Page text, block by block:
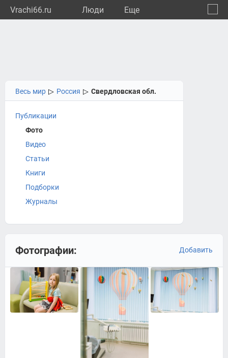
Vrachi66.ru Люди Eще
Весь мир ▷ Россия ▷ Свердловская обл.
Публикации
Фото
Видео
Статьи
Книги
Подборки
Журналы
Фотографии: Добавить